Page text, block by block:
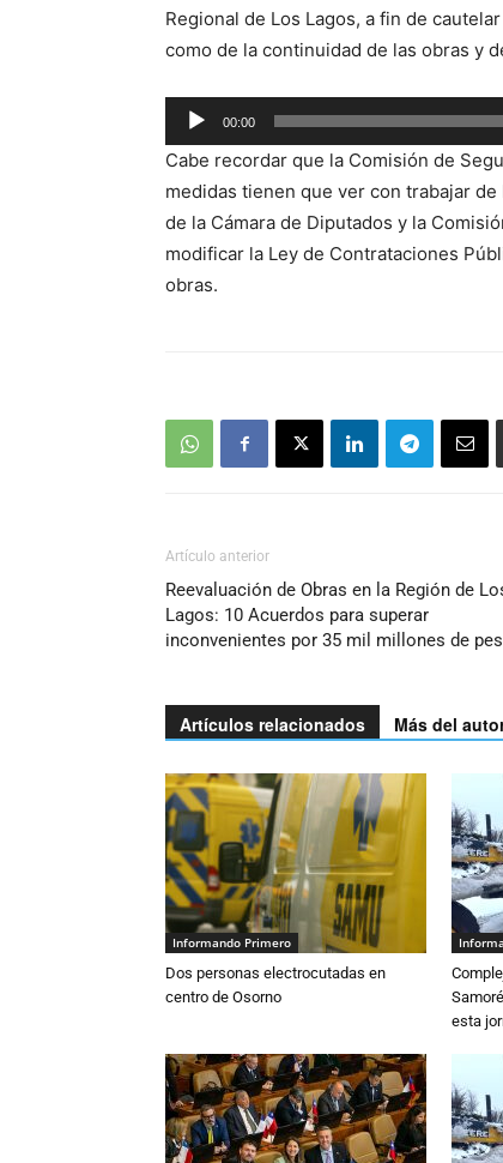
Regional de Los Lagos, a fin de
como de la continuidad de las obras y
Reproductor
de
audio
00:00
Cabe recordar que la Comisión de
medidas tienen que ver con trabajar
de la Cámara de Diputados y la
modificar la Ley de Contrataciones
obras.
Artículo anterior
Reevaluación de Obras en la Región de
Lagos: 10 Acuerdos para superar
inconvenientes por 35 mil millones de
Artículos relacionados Más del
Informando Primero
Dos personas electrocutadas en
centro de Osorno
esta